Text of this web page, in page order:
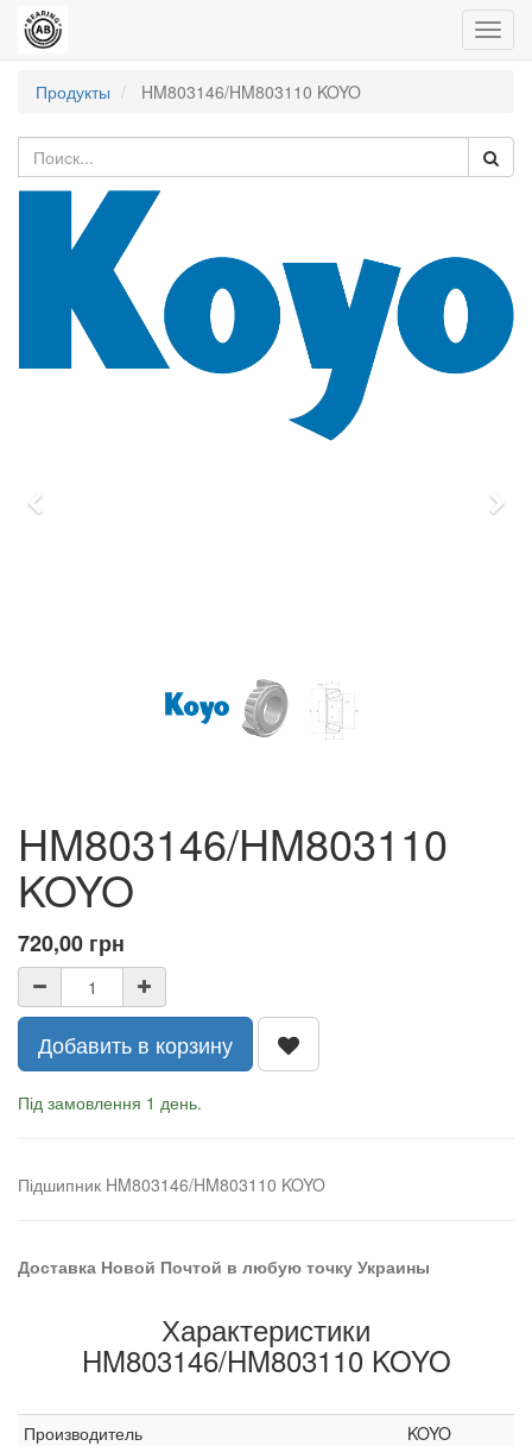
Продукты
HM803146/HM803110 KOYO
HM803146/HM803110
KOYO
720,00 грн
Добавить в корзину
Під замовлення 1 день.
Підшипник HM803146/HM803110 KOYO
Доставка Новой Почтой в любую точку Украины
Характеристики
HM803146/HM803110 KOYO
Производитель
KOYO